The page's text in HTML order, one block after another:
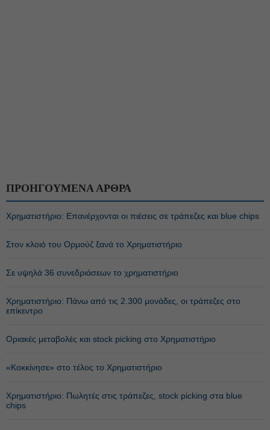
ΠΡΟΗΓΟΥΜΕΝΑ ΑΡΘΡΑ
Χρηματιστήριο: Επανέρχονται οι πιέσεις σε τράπεζες και blue chips
Στον κλοιό του Ορμούζ ξανά το Χρηματιστήριο
Σε υψηλά 36 συνεδριάσεων το χρηματιστήριο
Χρηματιστήριο: Πάνω από τις 2.300 μονάδες, οι τράπεζες στο
επίκεντρο
Οριακές μεταβολές και stock picking στο Χρηματιστήριο
«Κοκκίνησε» στο τέλος το Χρηματιστήριο
Χρηματιστήριο: Πωλητές στις τράπεζες, stock picking στα blue
chips